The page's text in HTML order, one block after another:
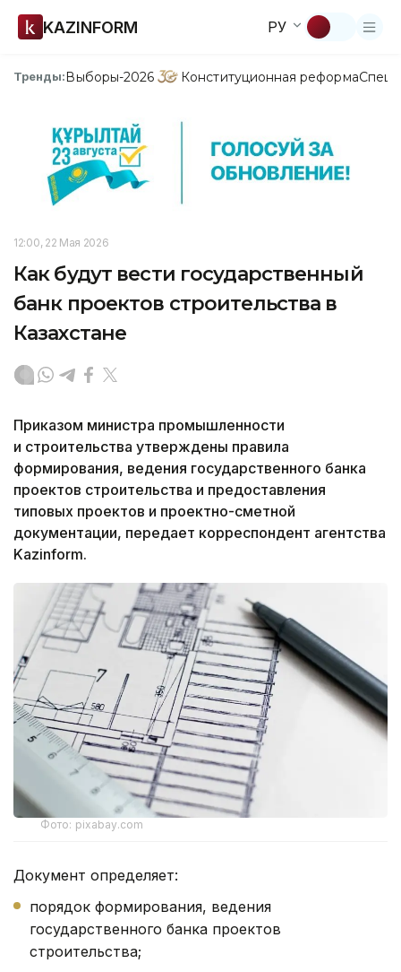
KAZINFORM РУ
Тренды:Выборы-2026 Конституционная реформа
12:00, 22 Мая 2026
Как будут вести государственный
банк проектов строительства в
Казахстане
Приказом министра промышленности
и строительства утверждены правила
формирования, ведения государственного банка
проектов строительства и предоставления
типовых проектов и проектно-сметной
документации, передает корреспондент агентства
Kazinform.
Фото: pixabay.com
Документ определяет:
порядок формирования, ведения
государственного банка проектов
строительства;